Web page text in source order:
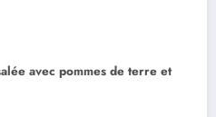
avec pommes de terre et